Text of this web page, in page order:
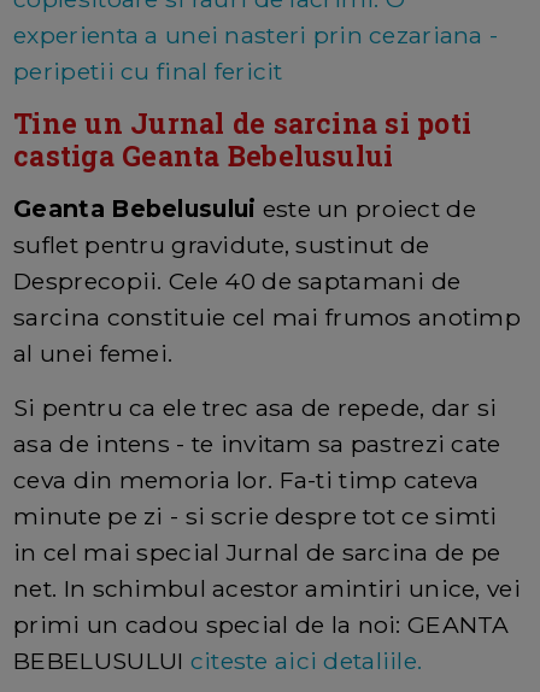
experienta a unei nasteri prin cezariana -
peripetii cu final fericit
Tine un Jurnal de sarcina si poti
castiga Geanta Bebelusului
Geanta Bebelusului este un proiect de
suflet pentru gravidute, sustinut de
Desprecopii. Cele 40 de saptamani de
sarcina constituie cel mai frumos anotimp
al unei femei.
Si pentru ca ele trec asa de repede, dar si
asa de intens - te invitam sa pastrezi cate
ceva din memoria lor. Fa-ti timp cateva
minute pe zi - si scrie despre tot ce simti
in cel mai special Jurnal de sarcina de pe
net. In schimbul acestor amintiri unice, vei
primi un cadou special de la noi: GEANTA
BEBELUSULUI citeste aici detaliile.